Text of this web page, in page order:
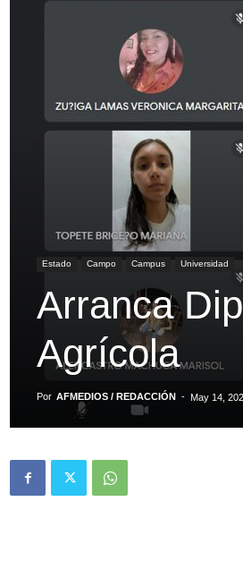
Estado Campo Campus Universidad
Arranca
Agrícola
Por AFMEDIOS / REDACCIÓN - May 14,